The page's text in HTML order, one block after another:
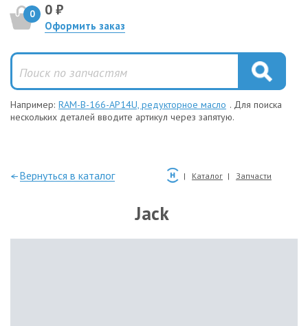
0 0 ₽
Оформить заказ
Например: RAM-B-166-AP14U, редукторное масло . Для поиска
нескольких деталей вводите артикул через запятую.
—Вернуться в каталог Каталог Запчасти
Jack